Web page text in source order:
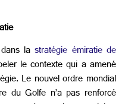
la stratégie émiratie de
le contexte qui a amené
Le nouvel ordre mondial
du Golfe n’a pas renforcé